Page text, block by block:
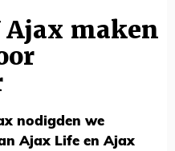
Ajax maken
nodigden we
Ajax Life en Ajax